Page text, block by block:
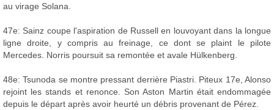
au virage Solana.
47e: Sainz coupe l'aspiration de Russell en louvoyant dans la longue
ligne droite, y compris au freinage, ce dont se plaint le pilote
Mercedes. Norris poursuit sa remontée et avale Hülkenberg.
48e: Tsunoda se montre pressant derrière Piastri. Piteux 17e, Alonso
rejoint les stands et renonce. Son Aston Martin était endommagée
depuis le départ après avoir heurté un débris provenant de Pérez.